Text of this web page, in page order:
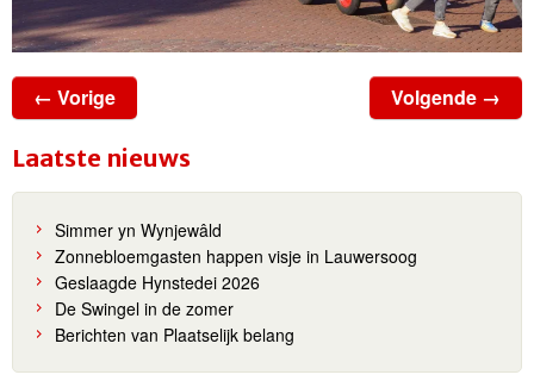
← Vorige Volgende →
Laatste nieuws
Simmer yn Wynjewâld
Zonnebloemgasten happen visje in Lauwersoog
Geslaagde Hynstedei 2026
De Swingel in de zomer
Berichten van Plaatselijk belang